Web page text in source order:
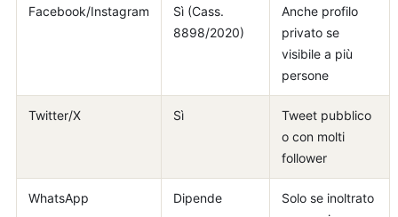
Facebook/Instagram
Sì (Cass.
8898/2020)
Anche profilo
privato se
visibile a più
persone
Twitter/X Sì
Tweet pubblico
o con molti
follower
WhatsApp Dipende
Solo se inoltrato